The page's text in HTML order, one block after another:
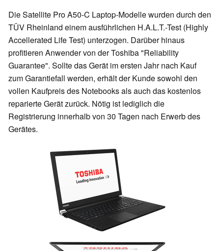
Die Satellite Pro A50-C Laptop-Modelle wurden durch den
TÜV Rheinland einem ausführlichen H.A.L.T.-Test (Highly
Accellerated Life Test) unterzogen. Darüber hinaus
profitieren Anwender von der Toshiba "Reliability
Guarantee". Sollte das Gerät im ersten Jahr nach Kauf
zum Garantiefall werden, erhält der Kunde sowohl den
vollen Kaufpreis des Notebooks als auch das kostenlos
reparierte Gerät zurück. Nötig ist lediglich die
Registrierung innerhalb von 30 Tagen nach Erwerb des
Gerätes.